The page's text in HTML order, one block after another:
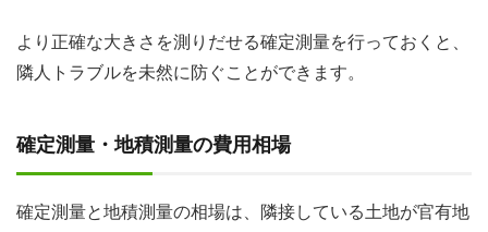
より正確な大きさを測りだせる確定測量を行っておくと、
隣人トラブルを未然に防ぐことができます。
確定測量・地積測量の費用相場
確定測量と地積測量の相場は、隣接している土地が官有地